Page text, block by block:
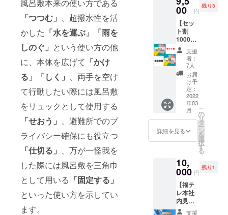
風呂敷本来の使い方である
「つつむ」 、超撥水性を活
かした 「水を運ぶ」
「雨を
しのぐ」 という使い方の他
に、本体を広げて 「かけ
る」
「しく」 、両手を空け
て行動したい際には風呂敷
をリュックとして使用する
「せおう」 、避難所でのプ
ライバシー確保にも役立つ
「仕切る」 、万が一怪我を
した際には風呂敷を三角巾
として用いる 「固定する」
といった使い方を示してい
ます。
い場合
もござ
います
ので、
予めご
了承く
ださ
い。）
降にお
届けし
ます。
・サイ
ズ：
125×12
5(cm)
・内
容：風
呂敷1
枚 取
扱説明
書 ・素
材：ポ
リエス
テル
により
配送時
期が遅
れる可
能性が
ござい
ます。
00 円
残り3
【セッ
ト割
1000円
OFF
防災風
呂敷
福島県
柄（平
織・タ
フタ）2
枚セッ
ト】 福
島県柄
で生地
が異な
る2枚
です。
超撥水
性はそ
のま
ま、日
常でも
使いや
支援
者：
7人
お届
け予
定：
2022
年03
月
詳細を見る
こ
の
リ
タ
ー
ン
を
選
択
す
る
10,
000 円
残り1
【福テ
レ本社
内見学
＋番組
支援